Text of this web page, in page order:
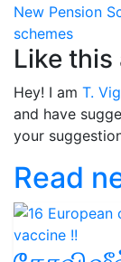
New Pension
schemes
Like
Hey! I am T.
and have
your
Read